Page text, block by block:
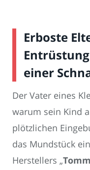
Erboste
einer
Der Vater eines
warum sein Kind
plötzlichen
das Mundstück
Herstellers „